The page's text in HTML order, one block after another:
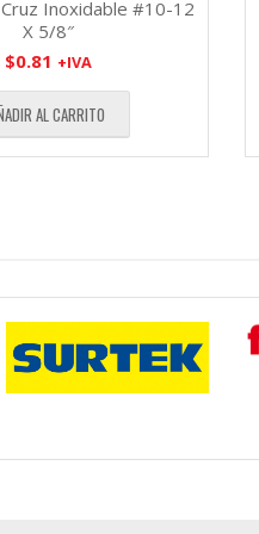
Inoxidable #10-12
X 5/8″
$0.81 +IVA
AL CARRITO